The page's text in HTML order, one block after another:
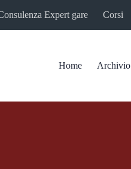
Expert gare Corsi
Home Archivio